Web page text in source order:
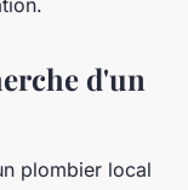
d'un